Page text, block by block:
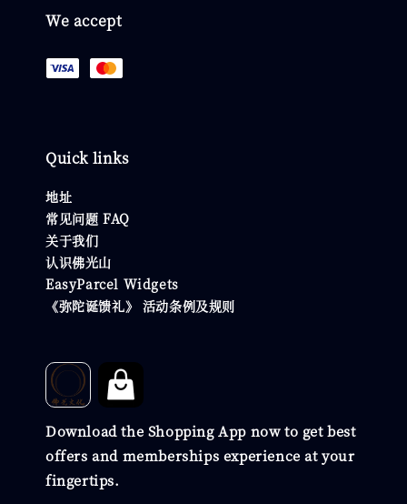
We accept
Quick links
地址
常见问题 FAQ
关于我们
认识佛光山
EasyParcel Widgets
《弥陀诞馈礼》 活动条例及规则
Download the Shopping App now to get best
offers and memberships experience at your
fingertips.